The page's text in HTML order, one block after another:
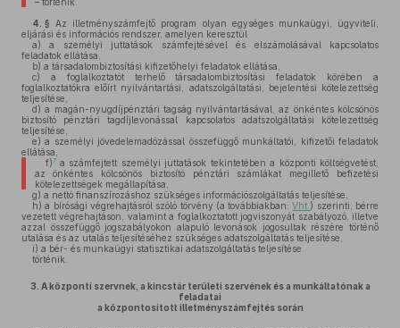
4. § Az illetményszámfejtő program olyan egységes munkaügyi, ügyviteli,
eljárási és információs rendszer, amelyen keresztül
a) a személyi juttatások számfejtésével és elszámolásával kapcsolatos
feladatok ellátása,
b) a társadalombiztosítási kifizetőhelyi feladatok ellátása,
c) a foglalkoztatót terhelő társadalombiztosítási feladatok körében a
foglalkoztatókra előírt nyilvántartási, adatszolgáltatási, bejelentési kötelezettség
teljesítése,
d) a magán-nyugdíjpénztári tagság nyilvántartásával, az önkéntes kölcsönös
biztosító pénztári tagdíjlevonással kapcsolatos adatszolgáltatási kötelezettség
teljesítése,
e) a személyi jövedelemadózással összefüggő munkáltatói, kifizetői feladatok
ellátása,
f)7a számfejtett személyi juttatások tekintetében a központi költségvetést,
az önkéntes kölcsönös biztosító pénztári számlákat megillető befizetési
kötelezettségek megállapítása,
g) a nettó finanszírozáshoz szükséges információszolgáltatás teljesítése,
h) a bírósági végrehajtásról szóló törvény (a továbbiakban:Vht. ) szerinti, bérre
vezetett végrehajtáson, valamint a foglalkoztatott jogviszonyát szabályozó, illetve
azzal összefüggő jogszabályokon alapuló levonások jogosultak részére történő
utalása és az utalás teljesítéséhez szükséges adatszolgáltatás teljesítése,
i) a bér- és munkaügyi statisztikai adatszolgáltatás teljesítése
történik.
3. A központi szervnek, a kincstár területi szervének és a munkáltatónak a
feladatai
a központosított illetményszámfejtés során